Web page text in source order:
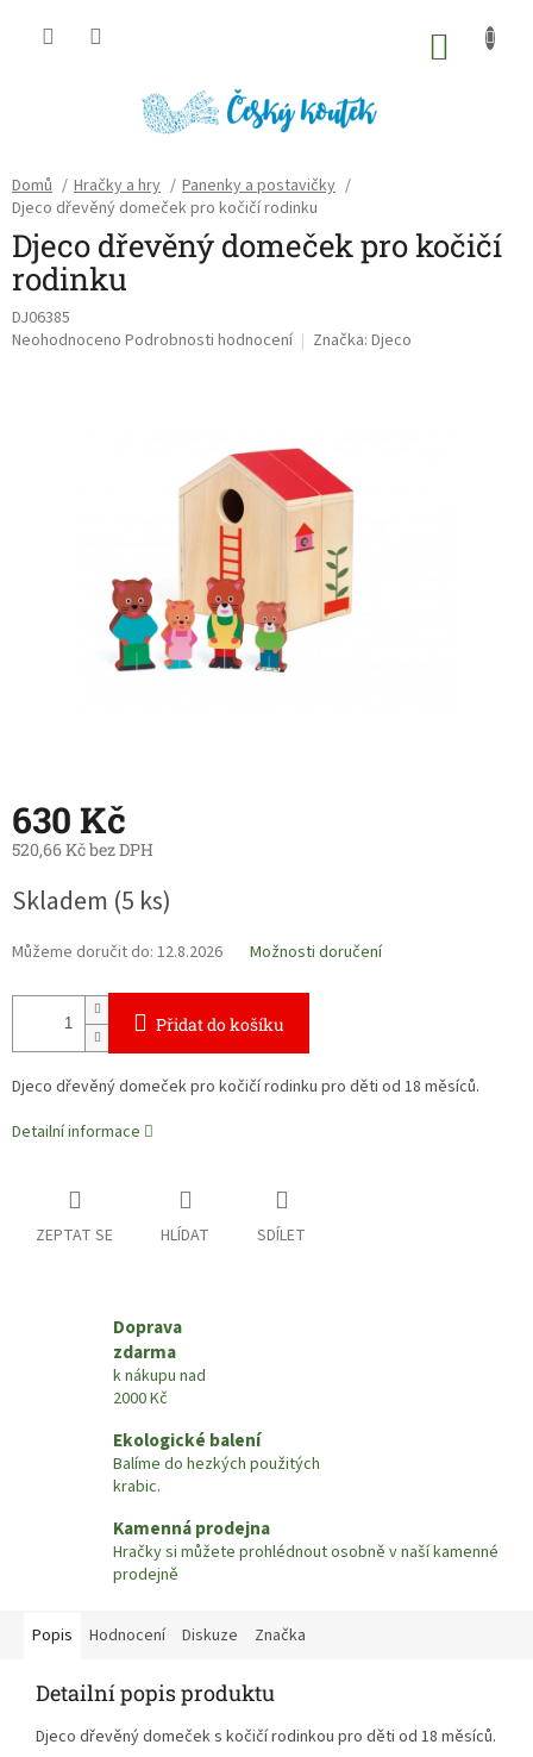
Domů / Hračky a hry / Panenky a postavičky /
Djeco dřevěný domeček pro kočičí rodinku
Djeco dřevěný domeček pro kočičí
rodinku
DJ06385
Průměrné
Neohodnoceno Podrobnosti hodnocení Značka: Djeco
630 Kč
520,66 Kč bez DPH
cena:
Skladem (5 ks)
Můžeme doručit do: 12.8.2026 Možnosti doručení
Přidat do košíku
Djeco dřevěný domeček pro kočičí rodinku pro děti od 18 měsíců.
Detailní informace
ZEPTAT SE HLÍDAT SDÍLET
Doprava
zdarma
k nákupu nad
2000 Kč
Ekologické balení
Balíme do hezkých použitých
krabic.
Kamenná prodejna
Hračky si můžete prohlédnout osobně v naší kamenné
prodejně
Popis Hodnocení Diskuze Značka
Detailní popis produktu
Djeco dřevěný domeček s kočičí rodinkou pro děti od 18 měsíců.